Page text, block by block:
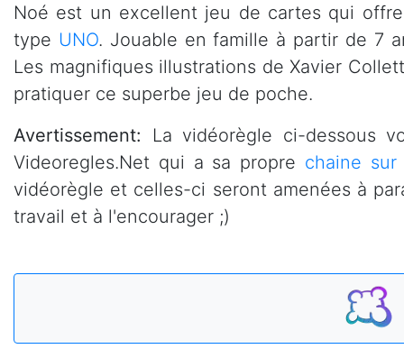
Noé est un excellent jeu de cartes qui
type UNO. Jouable en famille à partir de 7
Les magnifiques illustrations de Xavier
pratiquer ce superbe jeu de poche.
Avertissement: La vidéorègle ci-dessous
Videoregles.Net qui a sa propre chaine sur
vidéorègle et celles-ci seront amenées à
travail et à l'encourager ;)